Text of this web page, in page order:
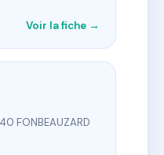
Voir la fiche →
FONBEAUZARD